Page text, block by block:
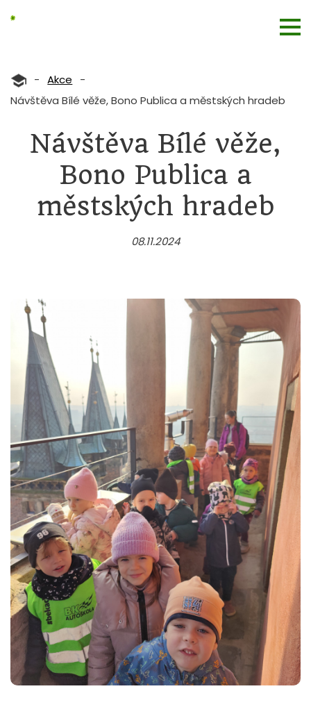
- Akce
-
Návštěva Bílé věže, Bono Publica a městských hradeb
Návštěva Bílé věže,
Bono Publica a
městských hradeb
08.11.2024